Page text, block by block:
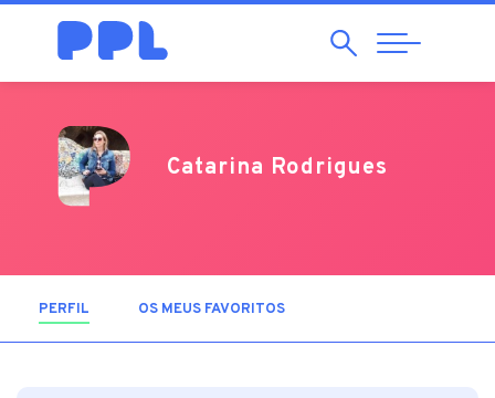
Pesquisar
Abrir
Navegação
Catarina Rodrigues
PERFIL (SEPARADOR ATIVO)
OS MEUS FAVORITOS